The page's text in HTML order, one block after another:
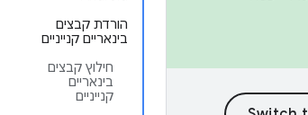
הורדת קבצים
בינאריים קנייניים
חילוץ קבצים
בינאריים
קנייניים